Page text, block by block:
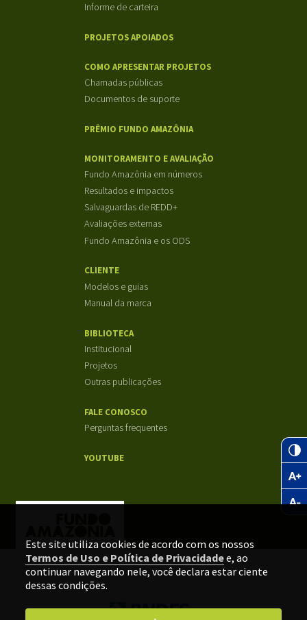
Este site utiliza cookies de acordo com os nossos
Termos de Uso e Política de Privacidadee, ao
continuar navegando nele, você declara estar ciente
dessas condições.
Informe de carteira
PROJETOS APOIADOS
COMO APRESENTAR PROJETOS
Chamadas públicas
Documentos de suporte
PRÊMIO FUNDO AMAZÔNIA
MONITORAMENTO E AVALIAÇÃO
Fundo Amazônia em números
Resultados e impactos
Salvaguardas de REDD+
Avaliações externas
Fundo Amazônia e os ODS
CLIENTE
Modelos e guias
Manual da marca
BIBLIOTECA
Institucional
Projetos
Outras publicações
FALE CONOSCO
Perguntas frequentes
YOUTUBE